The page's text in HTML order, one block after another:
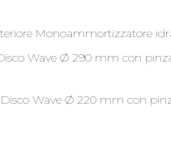
Monoammortizzatore
Wave Ø 290 mm con
Disco Wave Ø 220 mm con